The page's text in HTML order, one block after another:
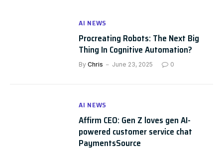
AI NEWS
Procreating Robots: The Next Big
Thing In Cognitive Automation?
By Chris June 23, 2025 0
AI NEWS
Affirm CEO: Gen Z loves gen AI-
powered customer service chat
PaymentsSource